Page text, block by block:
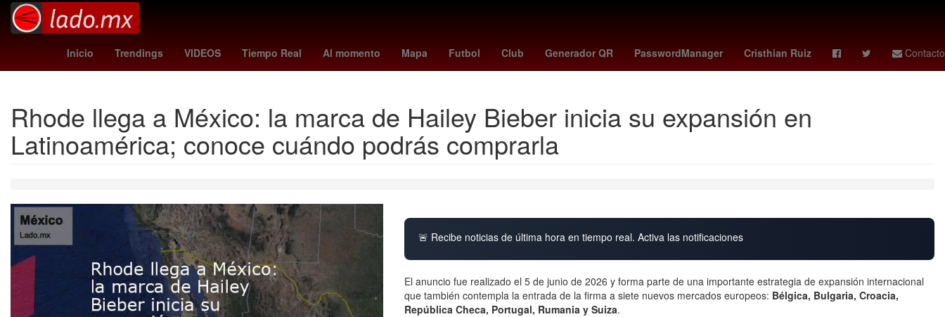
Inicio Trendings VIDEOS Tiempo Real Al momento Mapa Futbol Club Generador QR PasswordManager Cristhian Ruiz Contacto
Chignahuapan Argentina Brasil Puebla de Zaragoza ia virus deportivo cali - pasto trail blazers - pacers toluca vs santos Comisión Nacional Forestal Germán Berterame
Rhode llega a México: la marca de Hailey Bieber inicia su expansión en
Latinoamérica; conoce cuándo podrás comprarla
🚨 Recibe noticias de última hora en tiempo real. Activa las notificaciones
El anuncio fue realizado el 5 de junio de 2026 y forma parte de una importante estrategia de expansión internacional
que también contempla la entrada de la firma a siete nuevos mercados europeos: Bélgica, Bulgaria, Croacia,
República Checa, Portugal, Rumania y Suiza.